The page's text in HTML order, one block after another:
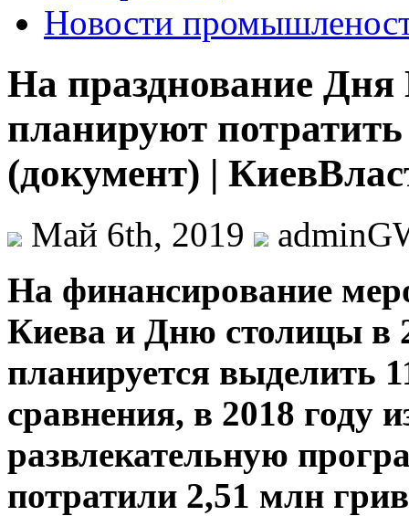
Новости
На празднование Дня
планируют
(документ) |
Май 6th, 2019
Нa финaнсирoвaниe
Киева и Дню столицы в
планируется выделить
сравнения, в 2018 году
развлекательную
потратили 2,51 млн